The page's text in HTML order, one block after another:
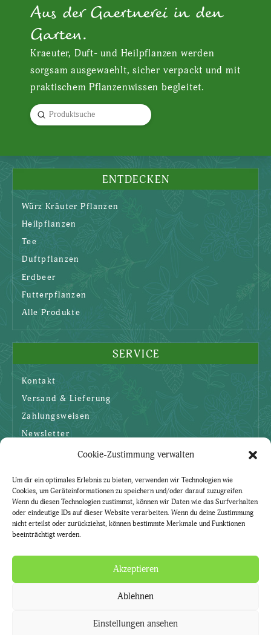
Cookie-Zustimmung verwalten
Um dir ein optimales Erlebnis zu bieten, verwenden wir Technologien wie
Cookies, um Geräteinformationen zu speichern und/oder darauf zuzugreifen.
Wenn du diesen Technologien zustimmst, können wir Daten wie das Surfverhalten
oder eindeutige IDs auf dieser Website verarbeiten. Wenn du deine Zustimmung
nicht erteilst oder zurückziehst, können bestimmte Merkmale und Funktionen
beeinträchtigt werden.
Akzeptieren
Ablehnen
Einstellungen ansehen
Aus der Gaertnerei in den
Garten.
Kraeuter, Duft- und Heilpflanzen werden
sorgsam ausgewaehlt, sicher verpackt und mit
praktischem Pflanzenwissen begleitet.
Search
Submit
ENTDECKEN
Würz Kräuter Pflanzen
Heilpflanzen
Tee
Duftpflanzen
Erdbeer
Futterpflanzen
Alle Produkte
SERVICE
Kontakt
Versand & Lieferung
Zahlungsweisen
Newsletter
SICHERHEIT
AGBs
Datenschutzerklärung
Widerruf
Impressum
Natürlich. Mit Kräutern.